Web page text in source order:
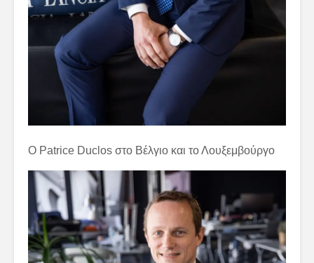
Ο Patrice Duclos στο Βέλγιο και το Λουξεμβούργο